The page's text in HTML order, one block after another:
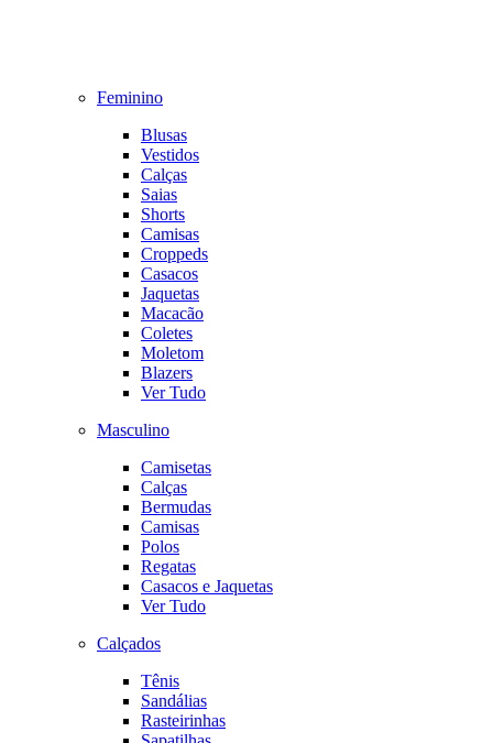
Feminino
Blusas
Vestidos
Calças
Saias
Shorts
Camisas
Croppeds
Casacos
Jaquetas
Macacão
Coletes
Moletom
Blazers
Ver Tudo
Masculino
Camisetas
Calças
Bermudas
Camisas
Polos
Regatas
Casacos e Jaquetas
Ver Tudo
Calçados
Tênis
Sandálias
Rasteirinhas